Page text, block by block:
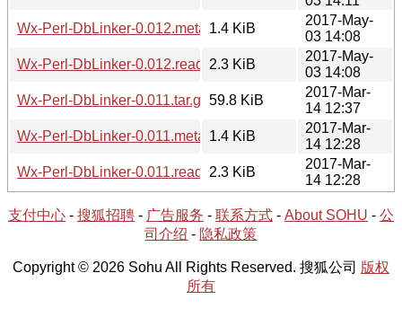
Wx-Perl-DbLinker-0.012.meta
1.4 KiB
2017-May-
03 14:08
Wx-Perl-DbLinker-0.012.readme2.3 KiB
2017-May-
03 14:08
Wx-Perl-DbLinker-0.011.tar.gz 59.8 KiB
2017-Mar-
14 12:37
Wx-Perl-DbLinker-0.011.meta
1.4 KiB
2017-Mar-
14 12:28
Wx-Perl-DbLinker-0.011.readme2.3 KiB
2017-Mar-
14 12:28
支付中心 - 搜狐招聘 - 广告服务 - 联系方式 - About SOHU - 公
司介绍 - 隐私政策
Copyright © 2026 Sohu All Rights Reserved. 搜狐公司 版权
所有